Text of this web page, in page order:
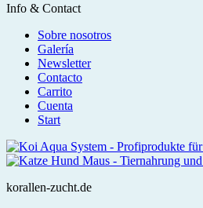
Info & Contact
Sobre nosotros
Galería
Newsletter
Contacto
Carrito
Cuenta
Start
korallen-zucht.de